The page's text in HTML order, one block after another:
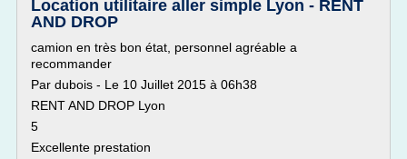
Location utilitaire aller simple Lyon - RENT
AND DROP
camion en très bon état, personnel agréable a
recommander
Par dubois - Le 10 Juillet 2015 à 06h38
RENT AND DROP Lyon
5
Excellente prestation